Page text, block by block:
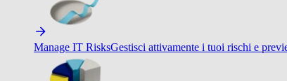
Manage IT RisksGestisci attivamente i tuoi rischi e